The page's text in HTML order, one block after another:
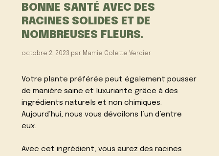
BONNE SANTÉ AVEC DES
RACINES SOLIDES ET DE
NOMBREUSES FLEURS.
octobre 2, 2023 par Mamie Colette Verdier
Votre plante préférée peut également pousser
de manière saine et luxuriante grâce à des
ingrédients naturels et non chimiques.
Aujourd’hui, nous vous dévoilons l’un d’entre
eux.
Avec cet ingrédient, vous aurez des racines